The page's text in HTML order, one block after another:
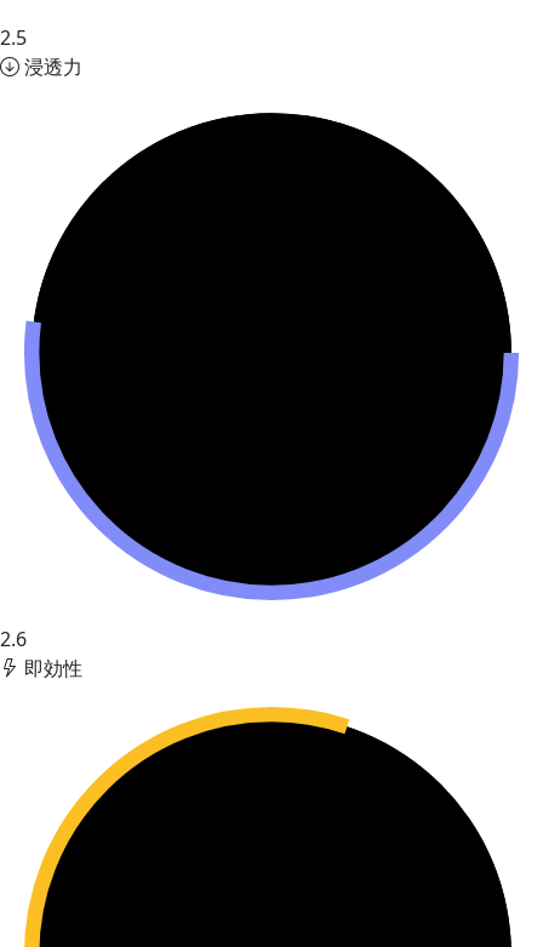
2.5
浸透力
2.6
即効性